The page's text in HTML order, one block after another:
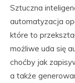
Sztuczna
automatyzacja
które to
możliwe uda się
choćby jak
a także